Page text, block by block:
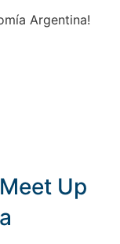
Argentina!
Up